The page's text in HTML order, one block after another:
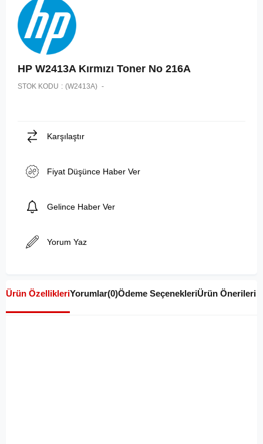
HP W2413A Kırmızı Toner No 216A
STOK KODU (W2413A)
Karşılaştır
Fiyat Düşünce Haber Ver
Gelince Haber Ver
Yorum Yaz
Ürün ÖzellikleriYorumlar(0)Ödeme SeçenekleriÜrün Önerileri